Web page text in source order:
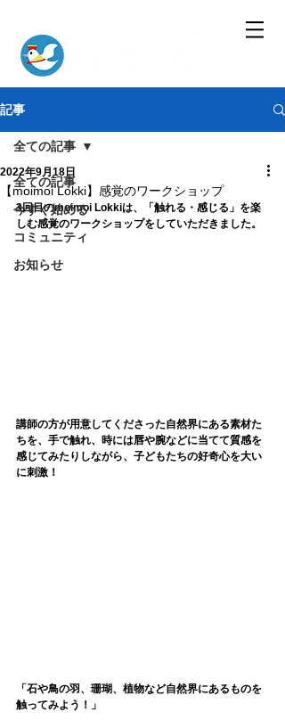
記事
全ての記事
今すぐ始める
コミュニティ
お知らせ
全ての記事
【moimoi Lokki】感覚のワークショップ
2022年9月18日
3回目のmoimoi Lokkiは、「触れる・感じる」を楽
しむ感覚のワークショップをしていただきました。
講師の方が用意してくださった自然界にある素材た
ちを、手で触れ、時には唇や腕などに当てて質感を
感じてみたりしながら、子どもたちの好奇心を大い
に刺激！
「石や鳥の羽、珊瑚、植物など自然界にあるものを
触ってみよう！」